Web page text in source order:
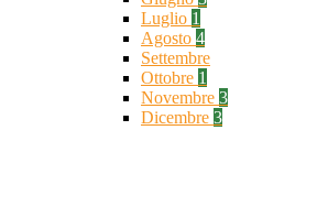
Luglio 1
Agosto 4
Settembre
Ottobre 1
Novembre 3
Dicembre 3